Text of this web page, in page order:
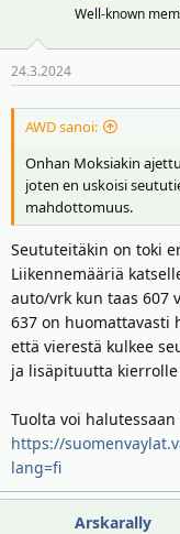
o
t
Well-known
24.3.2024
AWD sanoi:
Onhan Moksiakin
joten en uskoisi
mahdottomuus.
Seututeitäkin on toki
Liikennemääriä
auto/vrk kun taas 607
637 on huomattavasti
että vierestä kulkee
ja lisäpituutta
Tuolta voi
https://
lang=fi
Arskarally